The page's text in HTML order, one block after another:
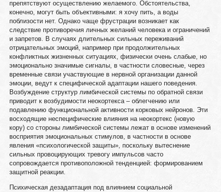
препятствуют осуществлению желаемого. Обстоятельства,
конечно, могут быть объективными: я хочу пить, а воды
поблизости нет. Однако чаще фрустрации возникает как
следствие противоречия личных желаний человека и ограничений
и запретов. В случаях длительных сильных переживаний
отрицательных эмоций, например при продолжительных
конфликтных жизненных ситуациях, физически очень слабые, но
эмоционально значимые сигналы, в частности словесные, через
временные связи участвующие в нервной организации данной
эмоции, ведут к специфической адаптации нашего поведения.
Возбуждение структур лимбической системы по обратной связи
приводит к возбудимости неокортекса – облегчению или
подавлению функциональной активности корковых нейронов. Эти
восходящие неспецифические влияния на неокортекс (новую
кору) со стороны лимбической системы лежат в основе изменений
восприятия эмоциональных стимулов, в частности в основе
явления «психологической защиты», поскольку вытеснение
сильных провоцирующих тревогу импульсов часто
сопровождается противоположной тенденцией: формированием
защитной реакции.
Психическая дезадаптация под влиянием социальной